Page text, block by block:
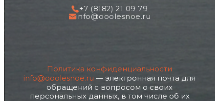
+7 (8182) 21 09 79
info@ooolesnoe.ru
Политика конфиденциальности
info@ooolesnoe.ru — электронная почта для
обращений с вопросом о своих
персональных данных, в том числе об их